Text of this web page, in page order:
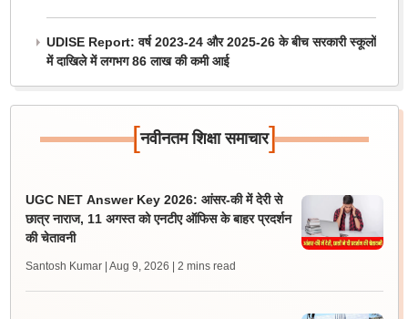
UDISE Report: वर्ष 2023-24 और 2025-26 के बीच सरकारी स्कूलों
में दाखिले में लगभग 86 लाख की कमी आई
[नवीनतम शिक्षा समाचार]
UGC NET Answer Key 2026: आंसर-की में देरी से
छात्र नाराज, 11 अगस्त को एनटीए ऑफिस के बाहर प्रदर्शन
की चेतावनी
Santosh Kumar | Aug 9, 2026 | 2 mins read